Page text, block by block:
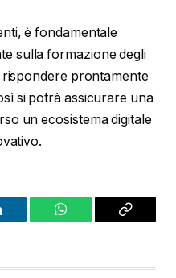
è fondamentale
sulla formazione degli
prontamente
si potrà assicurare una
un ecosistema digitale
WhatsAppCopy